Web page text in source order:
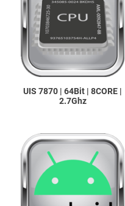
UIS 7870 | 64Bit | 8CORE |
2.7Ghz